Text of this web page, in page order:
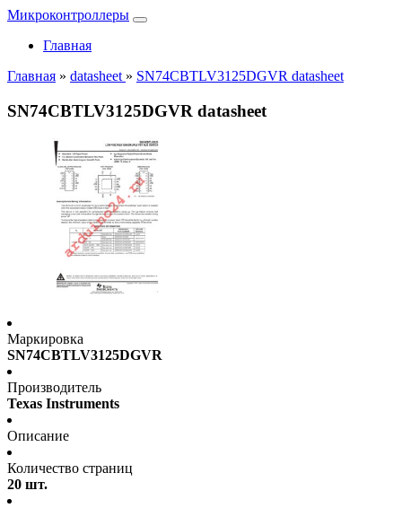
Микроконтроллеры
Главная
Главная » datasheet » SN74CBTLV3125DGVR datasheet
SN74CBTLV3125DGVR datasheet
Маркировка
SN74CBTLV3125DGVR
Производитель
Texas Instruments
Описание
Количество страниц
20 шт.